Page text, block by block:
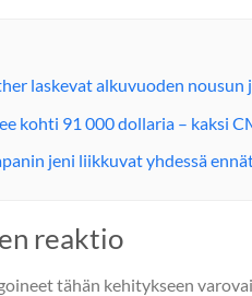
laskevat alkuvuoden
kohti 91 000 dollaria – kaksi
jeni liikkuvat yhdessä
reaktio
tähän kehitykseen